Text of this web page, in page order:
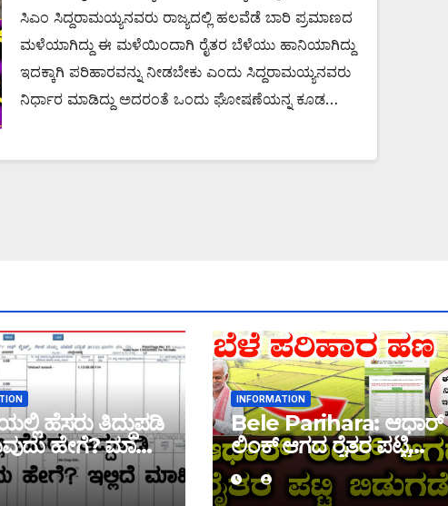
ಸಿಎಂ ಸಿದ್ದರಾಮಯ್ಯನವರು ರಾಜ್ಯದಲ್ಲಿ ಹಲವೆಡೆ ಬಾರಿ ಪ್ರಮಾಣದ
ಮಳೆಯಾಗಿದ್ದು ಈ ಮಳೆಯಿಂದಾಗಿ ರೈತರ ಬೆಳೆಯು ಹಾನಿಯಾಗಿದ್ದು
ಇದಕ್ಕಾಗಿ ಪರಿಹಾರವನ್ನು ನೀಡಬೇಕು ಎಂದು ಸಿದ್ದರಾಮಯ್ಯನವರು
ನಿರ್ಧಾರ ಮಾಡಿದ್ದು ಅದರಂತೆ ಒಂದು ಘೋಷಣೆಯನ್ನ ಕೂಡ…
ಹೆಸರು ತಿದ್ದುಪಡಿ
ಹೇಗೆ? ಮಾಹಿತಿ
INFORMATION
Bele Parihara: ಆಧಾರ್
ಲಿಂಕ್ ಆಗದ ರೈತರ ಪಟ್ಟಿ
ಬಿಡುಗಡೆ! ಈ ಪಟ್ಟಿಯಲ್ಲಿ ನಿಮ್ಮ
ಹೆಸರು ಇದ್ದರೆ ನಿಮಗೆ ಹಣ